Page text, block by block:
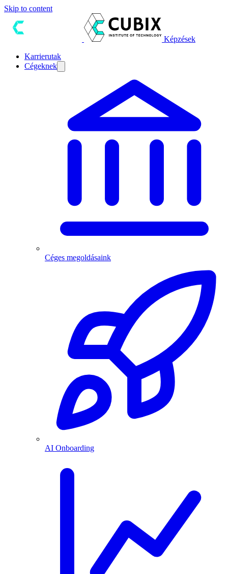
Skip to content
Képzések
Karrierutak
Cégeknek
Céges megoldásaink
AI Onboarding